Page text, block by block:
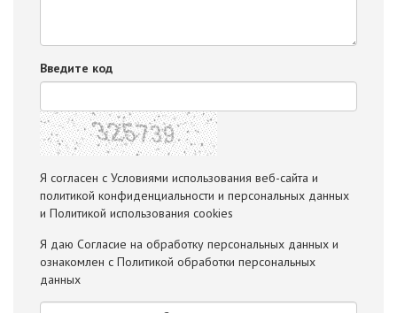
Введите код
Я согласен с Условиями использования веб-сайта и
политикой конфиденциальности и персональных данных
и Политикой использования cookies
Я даю Согласие на обработку персональных данных и
ознакомлен с Политикой обработки персональных
данных